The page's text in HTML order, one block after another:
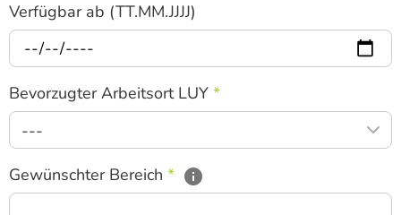
Verfügbar ab (TT.MM.JJJJ)
Bevorzugter Arbeitsort LUY *
---
Gewünschter Bereich *